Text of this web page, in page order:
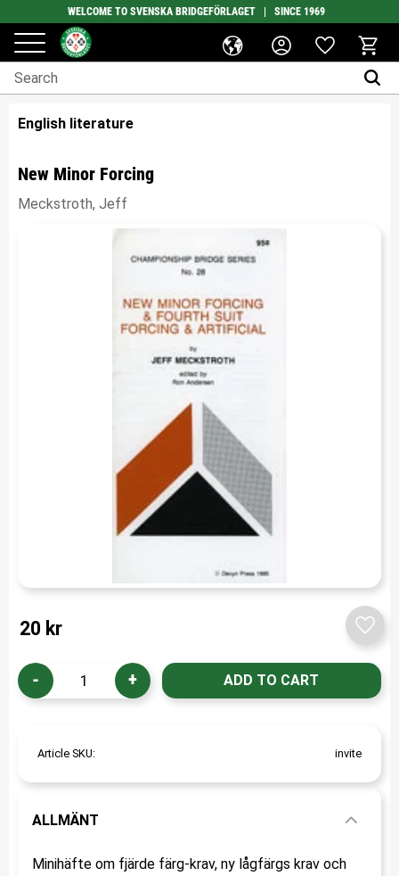
Menu
WELCOME TO SVENSKA BRIDGEFÖRLAGET | SINCE 1969
Favorites
Basket
English literature
New Minor Forcing
Meckstroth, Jeff
20 kr
+
-
Add
Article SKU invite
ALLMÄNT
Minihäfte om fjärde färg-krav, ny lågfärgs krav och